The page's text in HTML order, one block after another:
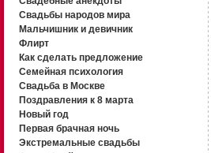
Свадьбы народов мира
Мальчишник и девичник
Флирт
Как сделать предложение
Семейная психология
Свадьба в Москве
Поздравления к 8 марта
Новый год
Первая брачная ночь
Экстремальные свадьбы